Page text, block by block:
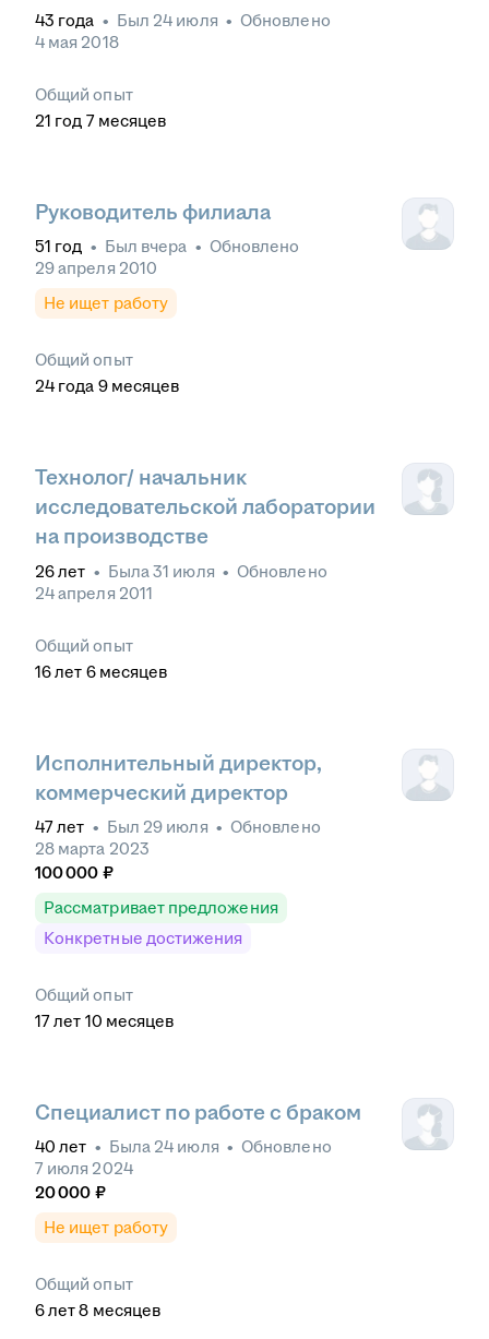
43 года • Был 24 июля • Обновлено
4 мая 2018
Общий опыт
21 год 7 месяцев
Руководитель филиала
51 год • Был вчера • Обновлено
29 апреля 2010
Не ищет работу
Общий опыт
24 года 9 месяцев
Технолог/ начальник
исследовательской лаборатории
на производстве
26лет • Была31 июля • Обновлено
24 апреля 2011
Общий опыт
16лет 6 месяцев
Исполнительный директор,
коммерческий директор
47лет • Был 29 июля • Обновлено
28 марта 2023
100 000 ₽
Рассматривает предложения
Конкретные достижения
Общий опыт
17лет 10 месяцев
Специалист по работе с браком
40 лет • Была 24 июля • Обновлено
7 июля 2024
20 000 ₽
Не ищет работу
Общий опыт
6лет 8 месяцев